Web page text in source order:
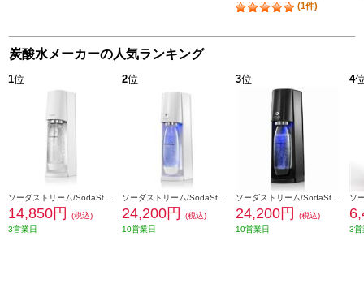
(1件)
炭酸水メーカーの人気ランキング
1位
14,850円
(税込)
3営業日
2位
24,200円
(税込)
10営業日
3位
24,200円
(税込)
10営業日
4
3営